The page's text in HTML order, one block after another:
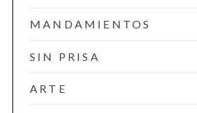
MANDAMIENTOS
SIN PRISA
ARTE